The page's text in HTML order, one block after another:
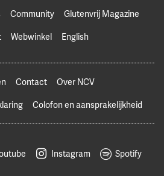
Community
Glutenvrij Magazine
Webwinkel English
Contact
Over NCV
Colofon en aansprakelijkheid
Instagram Spotify